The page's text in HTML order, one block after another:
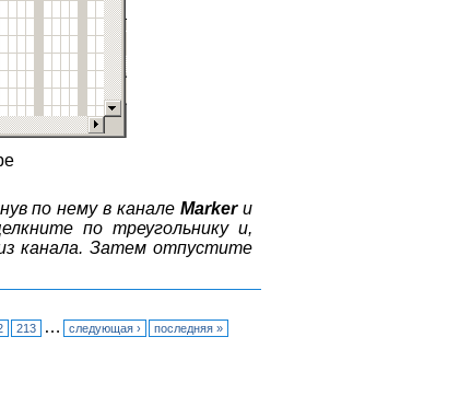
по нему в каналеMarkerи
по треугольнику и,
канала. Затем отпустите
213 … следующая › последняя »